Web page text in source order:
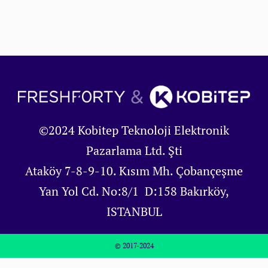
©2024 Kobitep Teknoloji Elektronik
Pazarlama Ltd. Şti
Ataköy 7-8-9-10. Kısım Mh. Çobançeşme
Yan Yol Cd. No:8/1 D:158 Bakırköy,
ISTANBUL
© 2017-2024